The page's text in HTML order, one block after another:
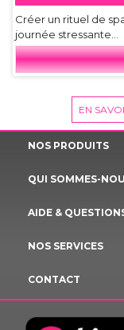
Créer un rituel de
journée stressante...
EN
NOS PRODUITS
QUI SOMMES-
AIDE &
NOS SERVICES
CONTACT